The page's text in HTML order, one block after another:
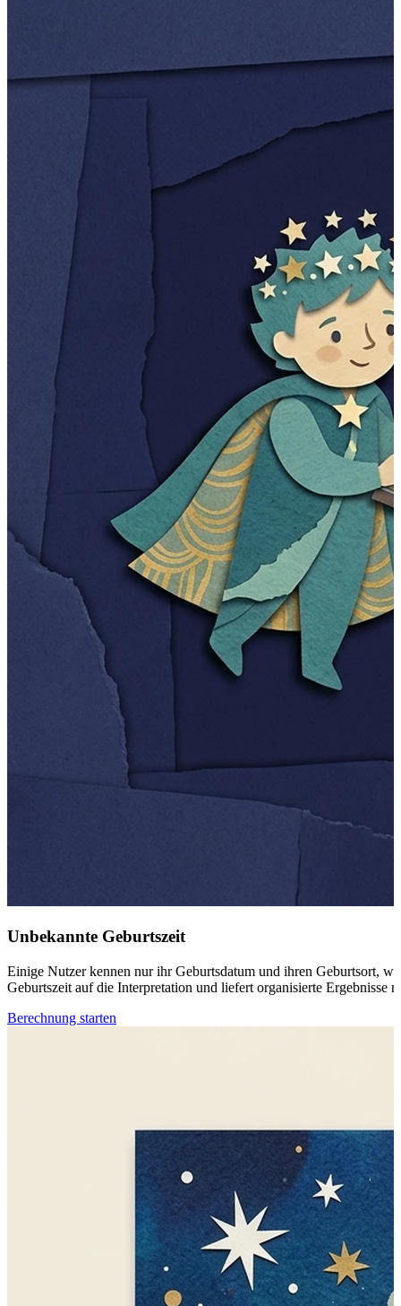
Unbekannte Geburtszeit
Einige Nutzer kennen nur ihr Geburtsdatum und ihren Geburtsort,
Geburtszeit auf die Interpretation und liefert organisierte Ergebnisse
Berechnung starten